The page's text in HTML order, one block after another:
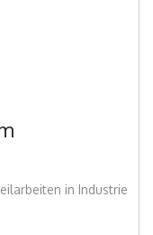
in Industrie